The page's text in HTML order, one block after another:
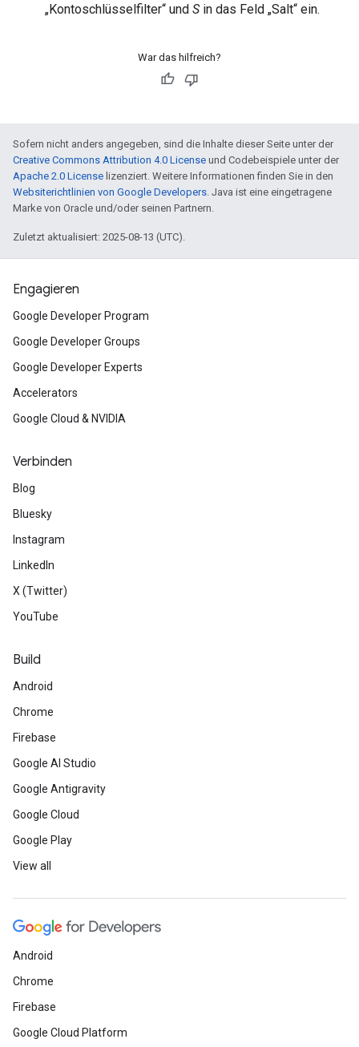
„Kontoschlüsselfilter“ und Sin das Feld „Salt“ ein.
War das hilfreich?
Sofern nicht anders angegeben, sind die Inhalte dieser Seite unter der
Creative Commons Attribution 4.0 License und Codebeispiele unter der
Apache 2.0 License lizenziert. Weitere Informationen finden Sie in den
Websiterichtlinien von Google Developers . Java ist eine eingetragene
Marke von Oracle und/oder seinen Partnern.
Zuletzt aktualisiert: 2025-08-13 (UTC).
Engagieren
Google Developer Program
Google Developer Groups
Google Developer Experts
Accelerators
Google Cloud & NVIDIA
Verbinden
Blog
Bluesky
Instagram
LinkedIn
X (Twitter)
YouTube
Build
Android
Chrome
Firebase
Google AI Studio
Google Antigravity
Google Cloud
Google Play
View all
Android
Chrome
Firebase
Google Cloud Platform